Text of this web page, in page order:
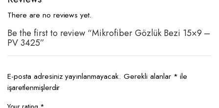
There are no reviews yet.
Be the first to review “Mikrofiber Gözlük Bezi 15×9 –
PV 3425”
E-posta adresiniz yayınlanmayacak. Gerekli alanlar * ile
işaretlenmişlerdir